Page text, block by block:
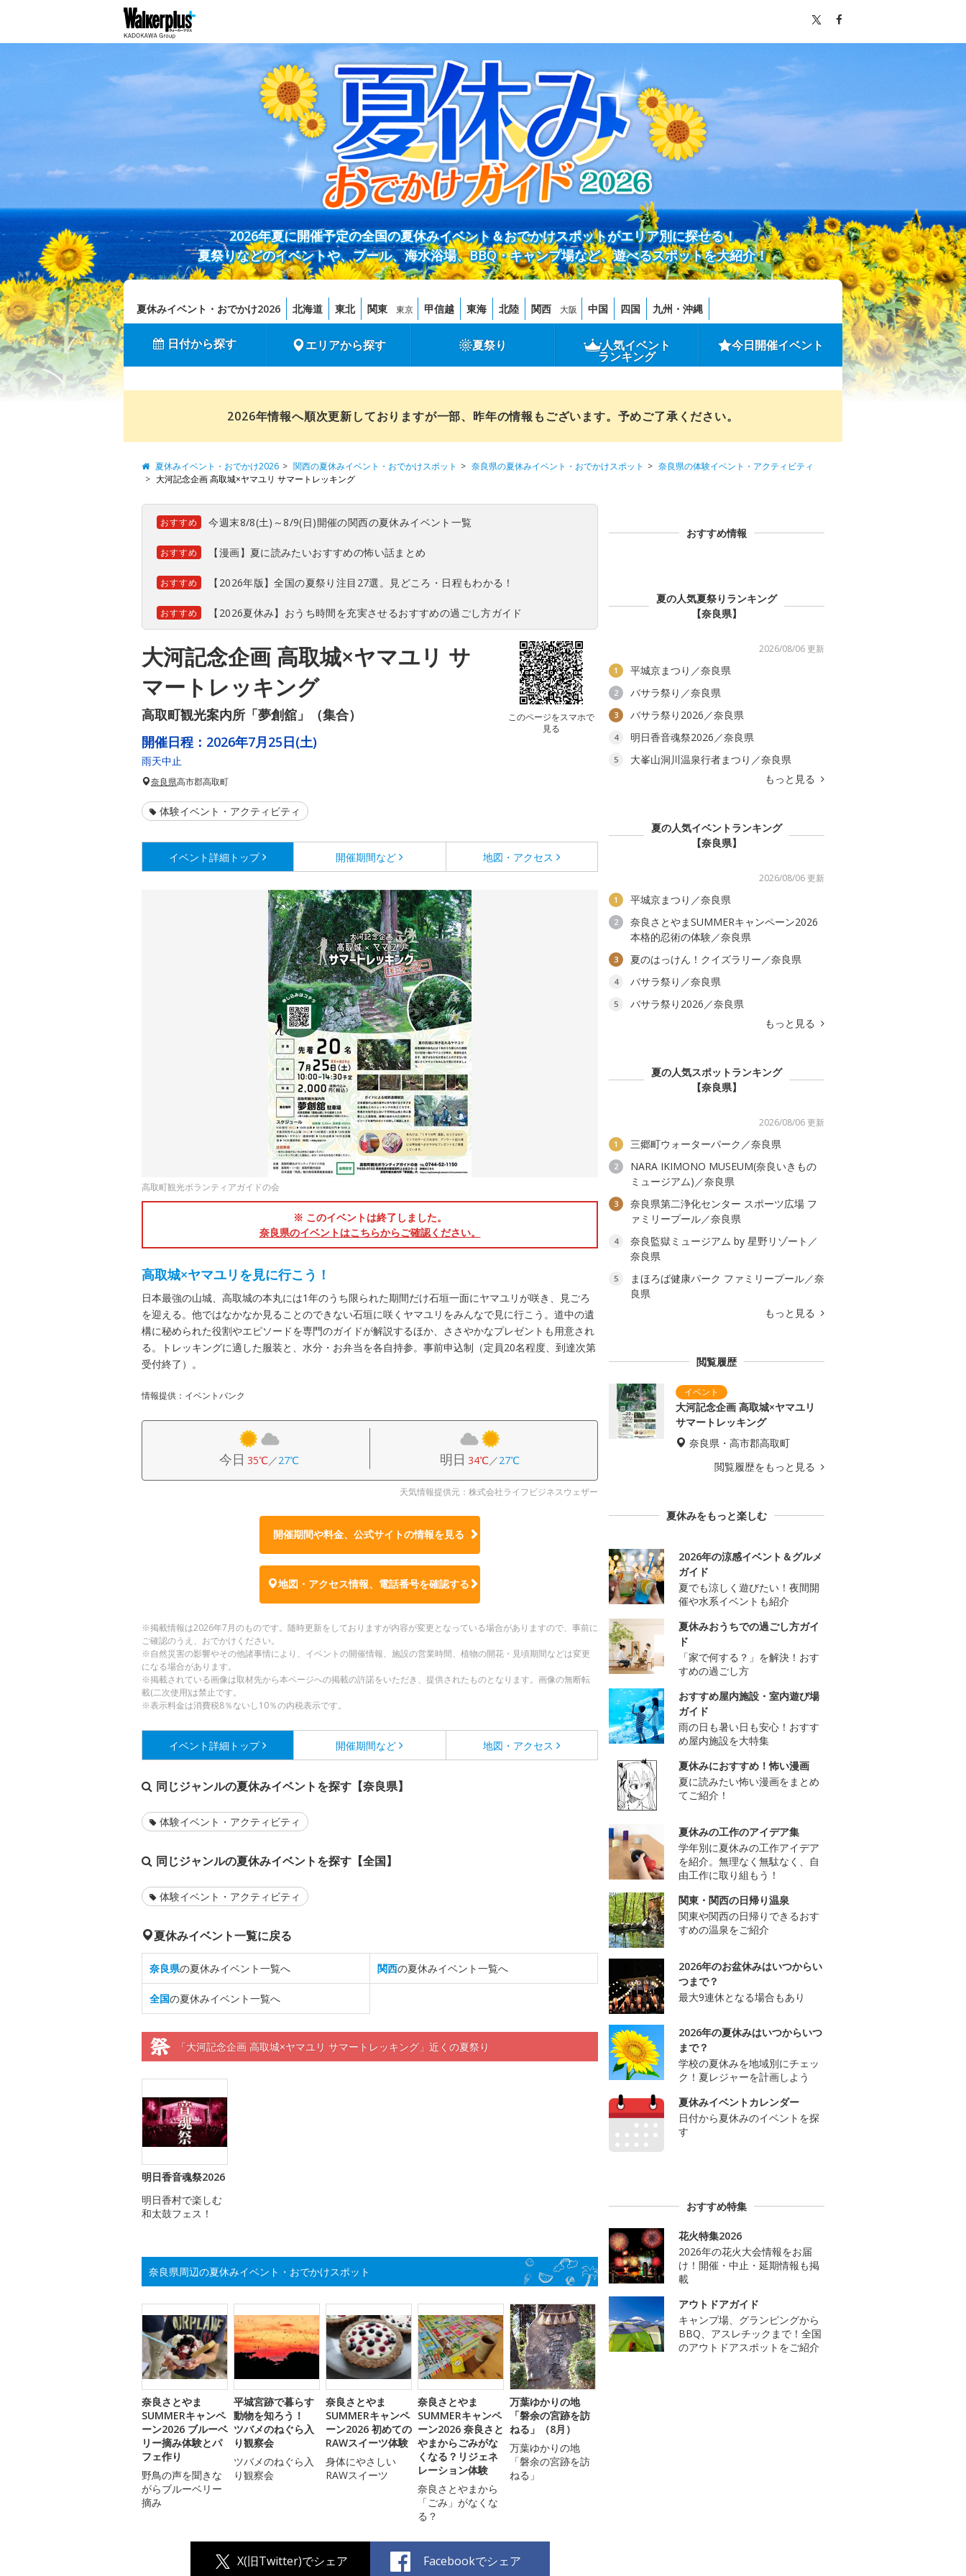
2026年夏に開催予定の全国の夏休みイベント＆おでかけスポットがエリア別に探せる！
夏祭りなどのイベントや、プール、海水浴場、BBQ・キャンプ場など、遊べるスポットを大紹介！
夏休みイベント・おでかけ2026 北海道 東北 関東 東京 甲信越 東海 北陸 関西 大阪 中国 四国 九州・沖縄
日付から探す エリアから探す 夏祭り 人気イベント
ランキング
今日開催イベント
2026年情報へ順次更新しておりますが一部、昨年の情報もございます。予めご了承ください。
夏休みイベント・おでかけ2026 関西の夏休みイベント・おでかけスポット 奈良県の夏休みイベント・おでかけスポット
奈良県の体験イベント・アクティビティ
大河記念企画 高取城×ヤマユリ サマートレッキング
おすすめ 今週末8/8(土)～8/9(日)開催の関西の夏休みイベント一覧
おすすめ 【漫画】夏に読みたいおすすめの怖い話まとめ
おすすめ 【2026年版】全国の夏祭り注目27選。見どころ・日程もわかる！
おすすめ 【2026夏休み】おうち時間を充実させるおすすめの過ごし方ガイド
大河記念企画 高取城×ヤマユリ サ
マートレッキング
高取町観光案内所「夢創舘」（集合）
このページをスマホで
見る
開催日程： 2026年7月25日(土)
雨天中止
奈良県高市郡高取町
体験イベント・アクティビティ
イベント詳細 トップ 開催期間など 地図・アクセス
高取町観光ボランティアガイドの会
※ このイベントは終了しました。
奈良県のイベントはこちらからご確認ください。
高取城×ヤマユリを見に行こう！
日本最強の山城、高取城の本丸には1年のうち限られた期間だけ石垣一面にヤマユリが咲き、見ごろ
を迎える。他ではなかなか見ることのできない石垣に咲くヤマユリをみんなで見に行こう。道中の遺
構に秘められた役割やエピソードを専門のガイドが解説するほか、ささやかなプレゼントも用意され
る。トレッキングに適した服装と、水分・お弁当を各自持参。事前申込制（定員20名程度、到達次第
受付終了）。
情報提供：イベントバンク
今日 35℃／27℃ 明日 34℃／27℃
天気情報提供元：株式会社ライフビジネスウェザー
開催期間や料金、公式サイトの情報を見る
地図・アクセス情報、電話番号を確認する
※掲載情報は2026年7月のものです。随時更新をしておりますが内容が変更となっている場合がありますので、事前に
ご確認のうえ、おでかけください。
※自然災害の影響やその他諸事情により、イベントの開催情報、施設の営業時間、植物の開花・見頃期間などは変更
になる場合があります。
※掲載されている画像は取材先から本ページへの掲載の許諾をいただき、提供されたものとなります。画像の無断転
載(二次使用)は禁止です。
※表示料金は消費税8％ないし10％の内税表示です。
イベント詳細 トップ 開催期間など 地図・アクセス
同じジャンルの夏休みイベントを探す【奈良県】
体験イベント・アクティビティ
同じジャンルの夏休みイベントを探す【全国】
体験イベント・アクティビティ
夏休みイベント一覧に戻る
奈良県の夏休みイベント一覧へ 関西の夏休みイベント一覧へ
全国の夏休みイベント一覧へ
「大河記念企画 高取城×ヤマユリ サマートレッキング」近くの夏祭り
明日香音魂祭2026
明日香村で楽しむ
和太鼓フェス！
奈良県周辺の夏休みイベント・おでかけスポット
奈良さとやま
SUMMERキャンペ
ーン2026 ブルーベ
リー摘み体験とパ
フェ作り
野鳥の声を聞きな
がらブルーベリー
摘み
平城宮跡で暮らす
動物を知ろう！
ツバメのねぐら入
り観察会
ツバメのねぐら入
り観察会
奈良さとやま
SUMMERキャンペ
ーン2026 初めての
RAWスイーツ体験
身体にやさしい
RAWスイーツ
奈良さとやま
SUMMERキャンペ
ーン2026 奈良さと
やまからごみがな
くなる？リジェネ
レーション体験
奈良さとやまから
「ごみ」がなくな
る？
万葉ゆかりの地
「磐余の宮跡を訪
ねる」（8月）
万葉ゆかりの地
「磐余の宮跡を訪
ねる」
X(旧Twitter)でシェア Facebookでシェア
おすすめ情報
夏の人気夏祭りランキング
【奈良県】
2026/08/06 更新
1 平城京まつり／奈良県
2 バサラ祭り／奈良県
3 バサラ祭り2026／奈良県
4 明日香音魂祭2026／奈良県
5
大峯山洞川温泉行者まつり／奈良県
もっと見る
夏の人気イベントランキング
【奈良県】
2026/08/06 更新
1 平城京まつり／奈良県
2
奈良さとやまSUMMERキャンペーン2026
本格的忍術の体験／奈良県
3 夏のはっけん！クイズラリー／奈良県
4 バサラ祭り／奈良県
5
バサラ祭り2026／奈良県
もっと見る
夏の人気スポットランキング
【奈良県】
2026/08/06 更新
1 三郷町ウォーターパーク／奈良県
2
NARA IKIMONO MUSEUM(奈良いきもの
ミュージアム)／奈良県
3
奈良県第二浄化センター スポーツ広場 フ
ァミリープール／奈良県
4
奈良監獄ミュージアム by 星野リゾート／
奈良県
5
まほろば健康パーク ファミリープール／奈
良県
もっと見る
閲覧履歴
大河記念企画 高取城×ヤマユリ
サマートレッキング
奈良県・高市郡高取町
閲覧履歴をもっと見る
夏休みをもっと楽しむ
2026年の涼感イベント＆グルメ
ガイド
夏でも涼しく遊びたい！夜間開
催や水系イベントも紹介
夏休みおうちでの過ごし方ガイ
ド
「家で何する？」を解決！おす
すめの過ごし方
おすすめ屋内施設・室内遊び場
ガイド
雨の日も暑い日も安心！おすす
め屋内施設を大特集
夏休みにおすすめ！怖い漫画
夏に読みたい怖い漫画をまとめ
てご紹介！
夏休みの工作のアイデア集
学年別に夏休みの工作アイデア
を紹介。無理なく無駄なく、自
由工作に取り組もう！
関東・関西の日帰り温泉
関東や関西の日帰りできるおす
すめの温泉をご紹介
2026年のお盆休みはいつからい
つまで？
最大9連休となる場合もあり
2026年の夏休みはいつからいつ
まで？
学校の夏休みを地域別にチェッ
ク！夏レジャーを計画しよう
夏休みイベントカレンダー
日付から夏休みのイベントを探
す
おすすめ特集
花火特集2026
2026年の花火大会情報をお届
け！開催・中止・延期情報も掲
載
アウトドアガイド
キャンプ場、グランピングから
BBQ、アスレチックまで！全国
のアウトドアスポットをご紹介